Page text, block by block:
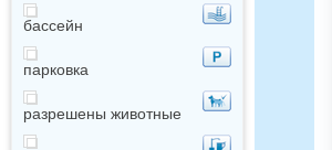
бассейн
парковка
разрешены животные